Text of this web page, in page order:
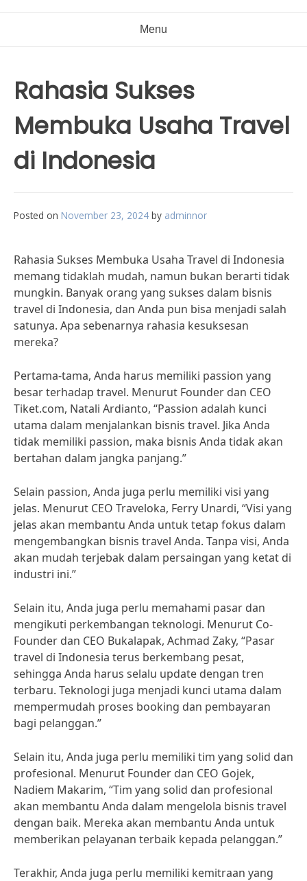
Menu
Rahasia Sukses
Membuka Usaha Travel
di Indonesia
Posted on November 23, 2024 by adminnor
Rahasia Sukses Membuka Usaha Travel di Indonesia
memang tidaklah mudah, namun bukan berarti tidak
mungkin. Banyak orang yang sukses dalam bisnis
travel di Indonesia, dan Anda pun bisa menjadi salah
satunya. Apa sebenarnya rahasia kesuksesan
mereka?
Pertama-tama, Anda harus memiliki passion yang
besar terhadap travel. Menurut Founder dan CEO
Tiket.com, Natali Ardianto, “Passion adalah kunci
utama dalam menjalankan bisnis travel. Jika Anda
tidak memiliki passion, maka bisnis Anda tidak akan
bertahan dalam jangka panjang.”
Selain passion, Anda juga perlu memiliki visi yang
jelas. Menurut CEO Traveloka, Ferry Unardi, “Visi yang
jelas akan membantu Anda untuk tetap fokus dalam
mengembangkan bisnis travel Anda. Tanpa visi, Anda
akan mudah terjebak dalam persaingan yang ketat di
industri ini.”
Selain itu, Anda juga perlu memahami pasar dan
mengikuti perkembangan teknologi. Menurut Co-
Founder dan CEO Bukalapak, Achmad Zaky, “Pasar
travel di Indonesia terus berkembang pesat,
sehingga Anda harus selalu update dengan tren
terbaru. Teknologi juga menjadi kunci utama dalam
mempermudah proses booking dan pembayaran
bagi pelanggan.”
Selain itu, Anda juga perlu memiliki tim yang solid dan
profesional. Menurut Founder dan CEO Gojek,
Nadiem Makarim, “Tim yang solid dan profesional
akan membantu Anda dalam mengelola bisnis travel
dengan baik. Mereka akan membantu Anda untuk
memberikan pelayanan terbaik kepada pelanggan.”
Terakhir, Anda juga perlu memiliki kemitraan yang